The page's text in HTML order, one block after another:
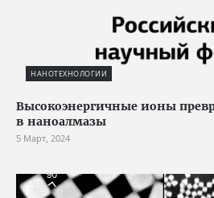
НАНОТЕХНОЛОГИИ
Высокоэнергичные ионы
в наноалмазы
5 Март, 2024